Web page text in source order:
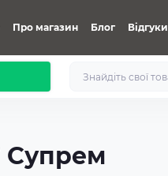
Про магазин Блог Відгуки
Супрем